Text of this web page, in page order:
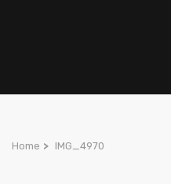
Home > IMG_4970